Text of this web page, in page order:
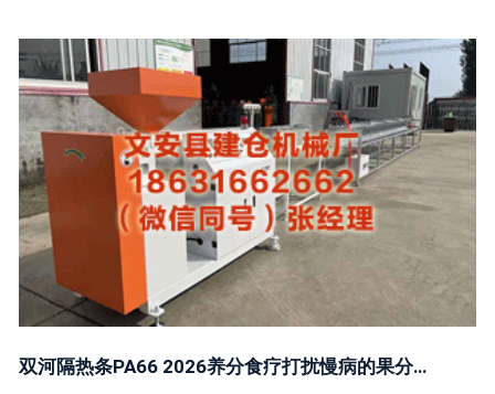
双河隔热条PA66 2026养分食疗打扰慢病的果分析与社会意旨评估叙述